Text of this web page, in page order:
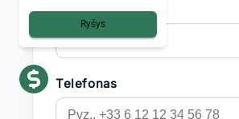
El. paštas
Telefonas
Ryšys